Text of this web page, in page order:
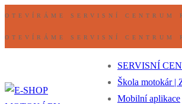
Přeskočit
Nabídka
Zavřeno
OTEVÍRÁME SERVISNÍ CENTRUM
OTEVÍRÁME SERVISNÍ CENTRUM
SERVISNÍ
Škola motokár |
Mobilní aplikace